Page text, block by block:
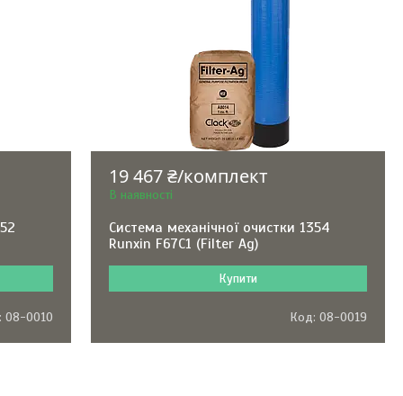
08-0010
19 467 ₴/комплект
В наявності
Система механічної очистки 1354
Runxin F67С1 (Filter Ag)
Купити
08-0019